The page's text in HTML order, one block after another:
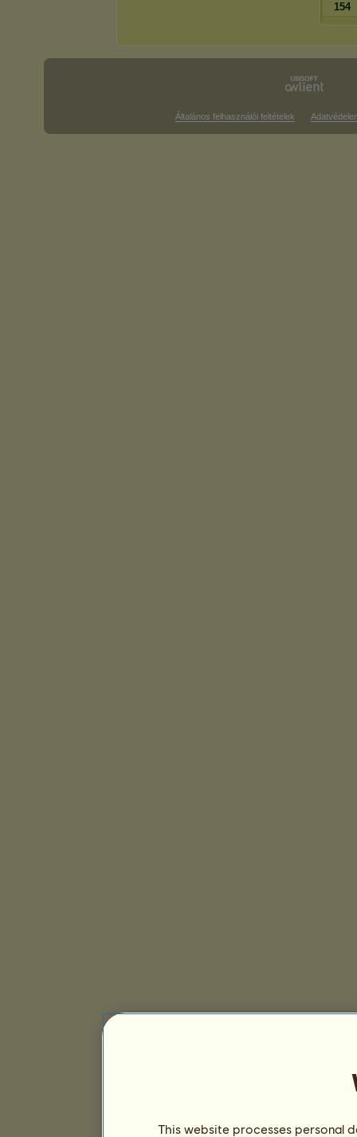
154
Általános felhasználói feltételek
This website processes personal